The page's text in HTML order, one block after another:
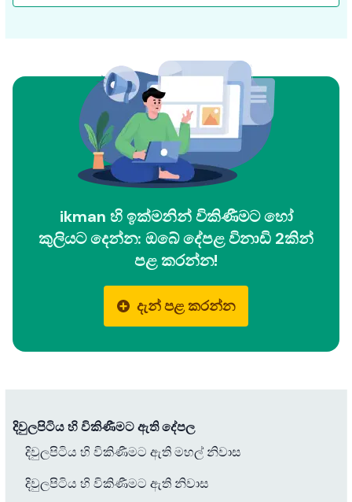
ikman හි ඉක්මනින් විකිණීමට හෝ
කුලියට දෙන්න: ඔබේ දේපළ විනාඩි 2කින්
පළ කරන්න!
දැන් පළ කරන්න
දිවුලපිටිය හි විකිණීමට ඇති දේපල
දිවුලපිටිය හි විකිණීමට ඇති මහල් නිවාස
දිවුලපිටිය හි විකිණීමට ඇති නිවාස